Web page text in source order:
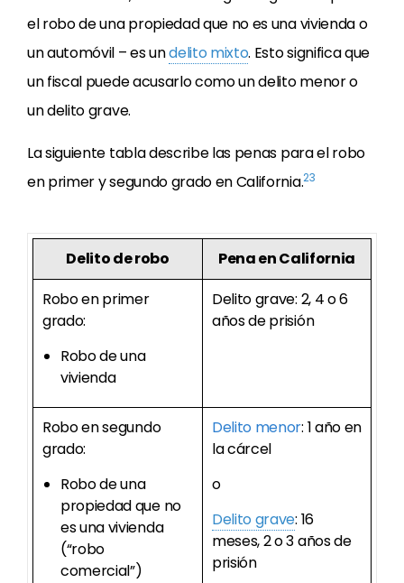
el robo de una propiedad que no es una vivienda o
un automóvil – es undelito mixto. Esto significa que
un fiscal puede acusarlo como un delito menor o
un delito grave.
La siguiente tabla describe las penas para el robo
en primer y segundo grado en California.23
Delito de robo
Pena en California
Robo en primer
grado:
Robo de una
vivienda
Delito grave: 2, 4 o 6
años de prisión
Robo en segundo
grado:
Robo de una
propiedad que no
es una vivienda
(“robo
comercial”)
Delito menor: 1 año en
la cárcel
o
Delito grave: 16
meses, 2 o 3 años de
prisión